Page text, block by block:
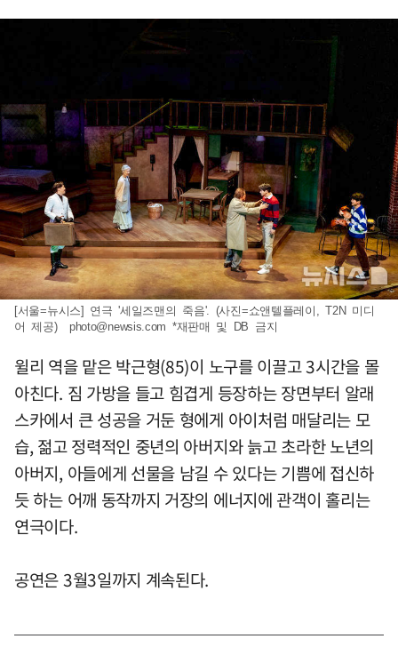
[서울=뉴시스] 연극 '세일즈맨의 죽음'. (사진=쇼앤텔플레이, T2N 미디
어 제공) photo@newsis.com *재판매 및 DB 금지
윌리 역을 맡은 박근형(85)이 노구를 이끌고 3시간을 몰
아친다. 짐 가방을 들고 힘겹게 등장하는 장면부터 알래
스카에서 큰 성공을 거둔 형에게 아이처럼 매달리는 모
습, 젊고 정력적인 중년의 아버지와 늙고 초라한 노년의
아버지, 아들에게 선물을 남길 수 있다는 기쁨에 접신하
듯 하는 어깨 동작까지 거장의 에너지에 관객이 홀리는
연극이다.
공연은 3월3일까지 계속된다.